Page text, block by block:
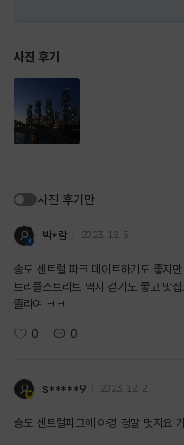
사진 후기
사진 후기만
박*람 2023. 12. 5.
송도 센트럴 파크 데이트하기도 좋지
트리플스트리트 역시 걷기도 좋고 맛
졸라여 ㅋㅋ
0 0
s*****9 2023. 12. 2.
송도 센트럴파크에 야경 정말 멋저요